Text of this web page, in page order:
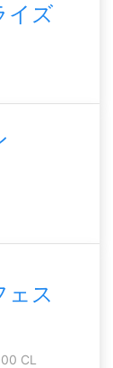
イズ
ェス
CL